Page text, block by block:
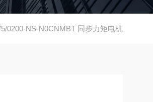
0200-NS-N0CNMBT 同步力矩电机